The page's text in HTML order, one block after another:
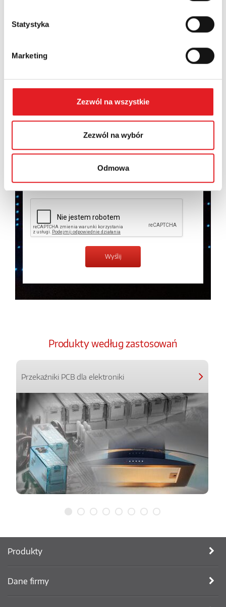
Statystyka
Marketing
Zezwól na wszystkie
Zezwól na wybór
Odmowa
Treść: *
Wyrażam zgodę na przetwarzanie moich danych
osobowych przez Relpol S.A. Więcej informacji na
temat przetwarzania danych osobowych wPolityce
Zapoznałem z treściąPolityki Prywatności*
Produkty według zastosowań
Przekaźniki PCB dla elektroniki
Produkty
Dane firmy